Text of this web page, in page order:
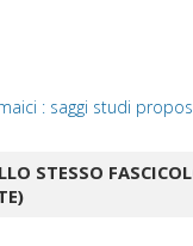
: saggi studi
STESSO